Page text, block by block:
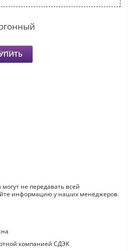
не передавать всей
информацию у наших менеджеров.
компанией СДЭК